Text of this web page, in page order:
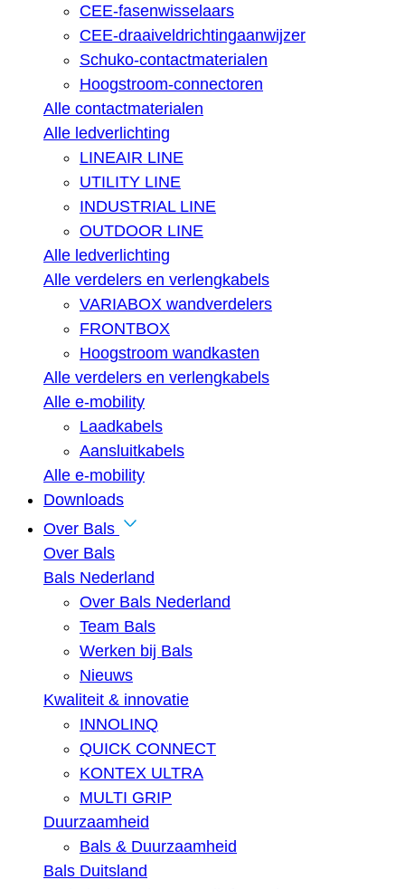
CEE-fasenwisselaars
CEE-draaiveldrichtingaanwijzer
Schuko-contactmaterialen
Hoogstroom-connectoren
Alle contactmaterialen
Alle ledverlichting
LINEAIR LINE
UTILITY LINE
INDUSTRIAL LINE
OUTDOOR LINE
Alle ledverlichting
Alle verdelers en verlengkabels
VARIABOX wandverdelers
FRONTBOX
Hoogstroom wandkasten
Alle verdelers en verlengkabels
Alle e-mobility
Laadkabels
Aansluitkabels
Alle e-mobility
Downloads
Over Bals
Over Bals
Bals Nederland
Over Bals Nederland
Team Bals
Werken bij Bals
Nieuws
Kwaliteit & innovatie
INNOLINQ
QUICK CONNECT
KONTEX ULTRA
MULTI GRIP
Duurzaamheid
Bals & Duurzaamheid
Bals Duitsland